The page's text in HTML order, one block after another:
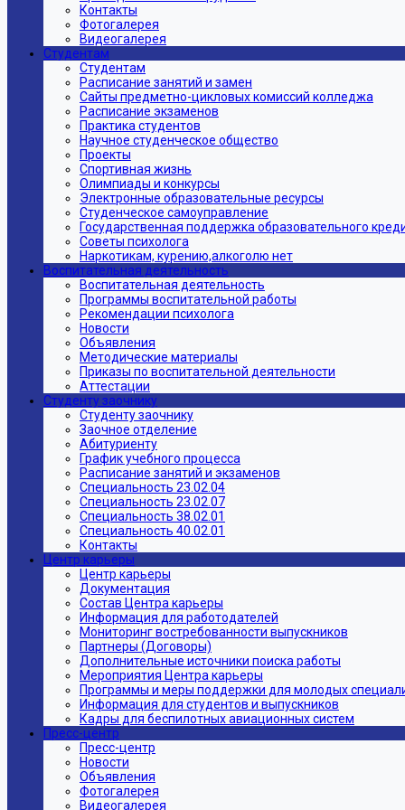
Контакты
Фотогалерея
Видеогалерея
Студентам
Студентам
Расписание занятий и замен
Сайты предметно-цикловых комиссий колледжа
Расписание экзаменов
Практика студентов
Научное студенческое общество
Проекты
Спортивная жизнь
Олимпиады и конкурсы
Электронные образовательные ресурсы
Студенческое самоуправление
Государственная поддержка образовательного
Советы психолога
Наркотикам, курению,алкоголю нет
Воспитательная деятельность
Воспитательная деятельность
Программы воспитательной работы
Рекомендации психолога
Новости
Объявления
Методические материалы
Приказы по воспитательной деятельности
Аттестации
Студенту заочнику
Студенту заочнику
Заочное отделение
Абитуриенту
График учебного процесса
Расписание занятий и экзаменов
Специальность 23.02.04
Специальность 23.02.07
Специальность 38.02.01
Специальность 40.02.01
Контакты
Центр карьеры
Центр карьеры
Документация
Состав Центра карьеры
Информация для работодателей
Мониторинг востребованности выпускников
Партнеры (Договоры)
Дополнительные источники поиска работы
Мероприятия Центра карьеры
Программы и меры поддержки для молодых
Информация для студентов и выпускников
Кадры для беспилотных авиационных систем
Пресс-центр
Пресс-центр
Новости
Объявления
Фотогалерея
Видеогалерея